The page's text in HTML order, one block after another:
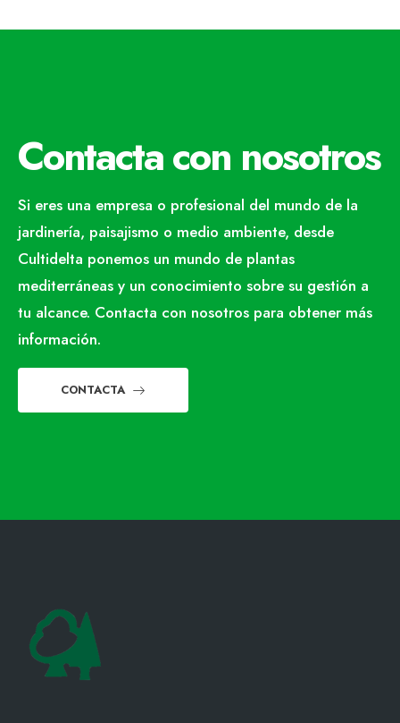
Contacta con nosotros
Si eres una empresa o profesional del mundo de la
jardinería, paisajismo o medio ambiente, desde
Cultidelta ponemos un mundo de plantas
mediterráneas y un conocimiento sobre su gestión a
tu alcance. Contacta con nosotros para obtener más
información.
CONTACTA